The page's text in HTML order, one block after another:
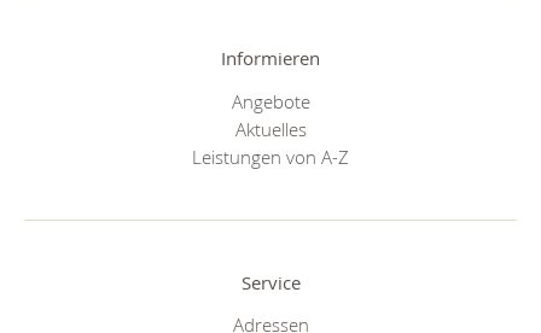
Informieren
Angebote
Aktuelles
Leistungen von A-Z
Service
Adressen